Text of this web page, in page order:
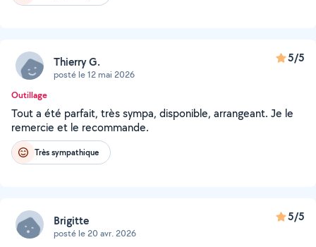
Thierry G.
posté le 12 mai 2026
5/5
Outillage
Tout a été parfait, très sympa, disponible, arrangeant. Je le
remercie et le recommande.
Très sympathique
Brigitte
posté le 20 avr. 2026
5/5